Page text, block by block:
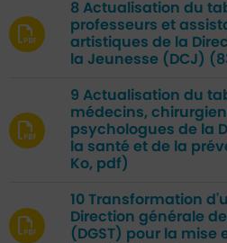
8 Actualisation du
professeurs et
artistiques de la
la Jeunesse (DCJ)
9 Actualisation du
médecins,
psychologues de la
la santé et de la
Ko, pdf)
10 Transformation
Direction générale
(DGST) pour la mise